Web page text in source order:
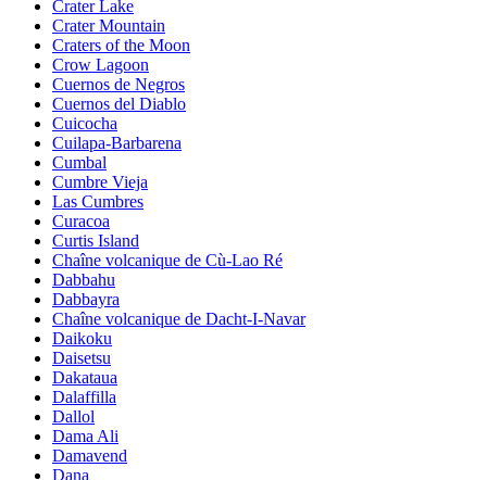
Crater Lake
Crater Mountain
Craters of the Moon
Crow Lagoon
Cuernos de Negros
Cuernos del Diablo
Cuicocha
Cuilapa-Barbarena
Cumbal
Cumbre Vieja
Las Cumbres
Curacoa
Curtis Island
Chaîne volcanique de Cù-Lao Ré
Dabbahu
Dabbayra
Chaîne volcanique de Dacht-I-Navar
Daikoku
Daisetsu
Dakataua
Dalaffilla
Dallol
Dama Ali
Damavend
Dana